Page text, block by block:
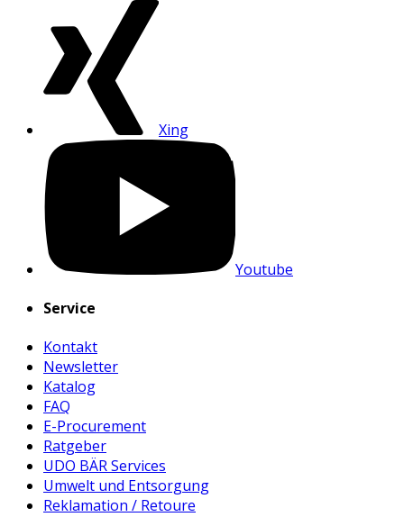
Xing
Youtube
Service
Kontakt
Newsletter
Katalog
FAQ
E-Procurement
Ratgeber
UDO BÄR Services
Umwelt und Entsorgung
Reklamation / Retoure